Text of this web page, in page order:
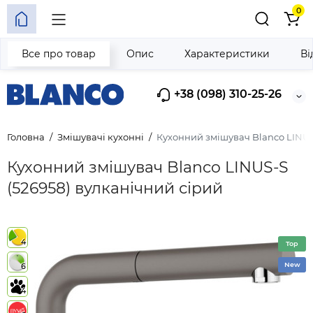
+38 (098) 310-25-26
0
Головна Змішувачі кухонні Кухонний змішувач Blanco
Кухонний змішувач Blanco LINUS-S
(526958) вулканічний сірий
Все про товар Опис Характеристики
4
6
4
Top
New